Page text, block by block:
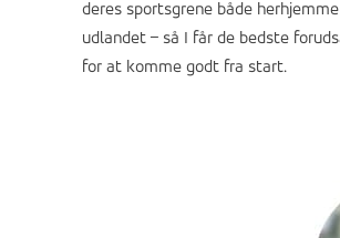
deres sportsgrene både
udlandet – så I får de bedste
for at komme godt fra start.